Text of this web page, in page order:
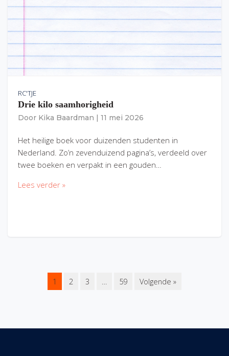
RC'TJE
Drie kilo saamhorigheid
Door Kika Baardman 11 mei 2026
Het heilige boek voor duizenden studenten in
Nederland. Zo’n zevenduizend pagina’s, verdeeld over
twee boeken en verpakt in een gouden…
Lees verder »
1 2 3 … 59 Volgende »